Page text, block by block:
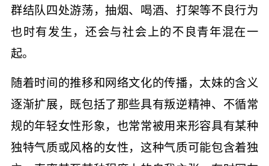
群结队四处游荡，抽烟、喝酒、打架等不良行为
也时有发生，还会与社会上的不良青年混在一
起。
随着时间的推移和网络文化的传播，太妹的含义
逐渐扩展，既包括了那些具有叛逆精神、不循常
规的年轻女性形象，也常常被用来形容具有某种
独特气质或风格的女性，这种气质可能包含着独